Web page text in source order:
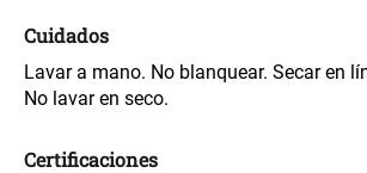
Cuidados
Lavar a mano. No blanquear. Secar en
No lavar en seco.
Certificaciones
S/ 69.90S/ 55.90